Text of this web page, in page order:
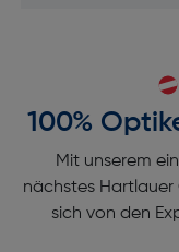
100%
Mit unserem
nächstes Hartlauer
sich von den